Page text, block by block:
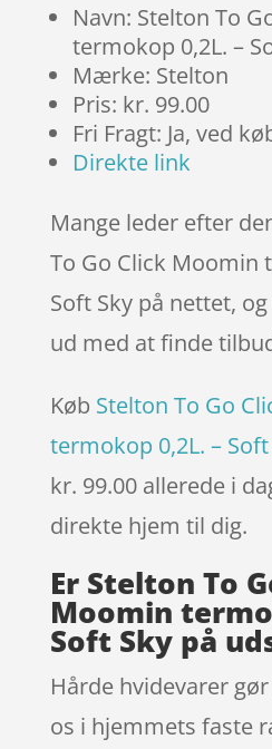
Navn: Stelton To
termokop 0,2L. –
Mærke: Stelton
Pris: kr. 99.00
Fri Fragt: Ja, ved
Direkte link
Mange leder efter
To Go Click Moomin
Soft Sky på nettet,
ud med at finde
Køb Stelton To Go
termokop 0,2L. – Soft
kr. 99.00 allerede i
direkte hjem til dig.
Er Stelton To
Moomin
Soft Sky på
Hårde hvidevarer
os i hjemmets faste